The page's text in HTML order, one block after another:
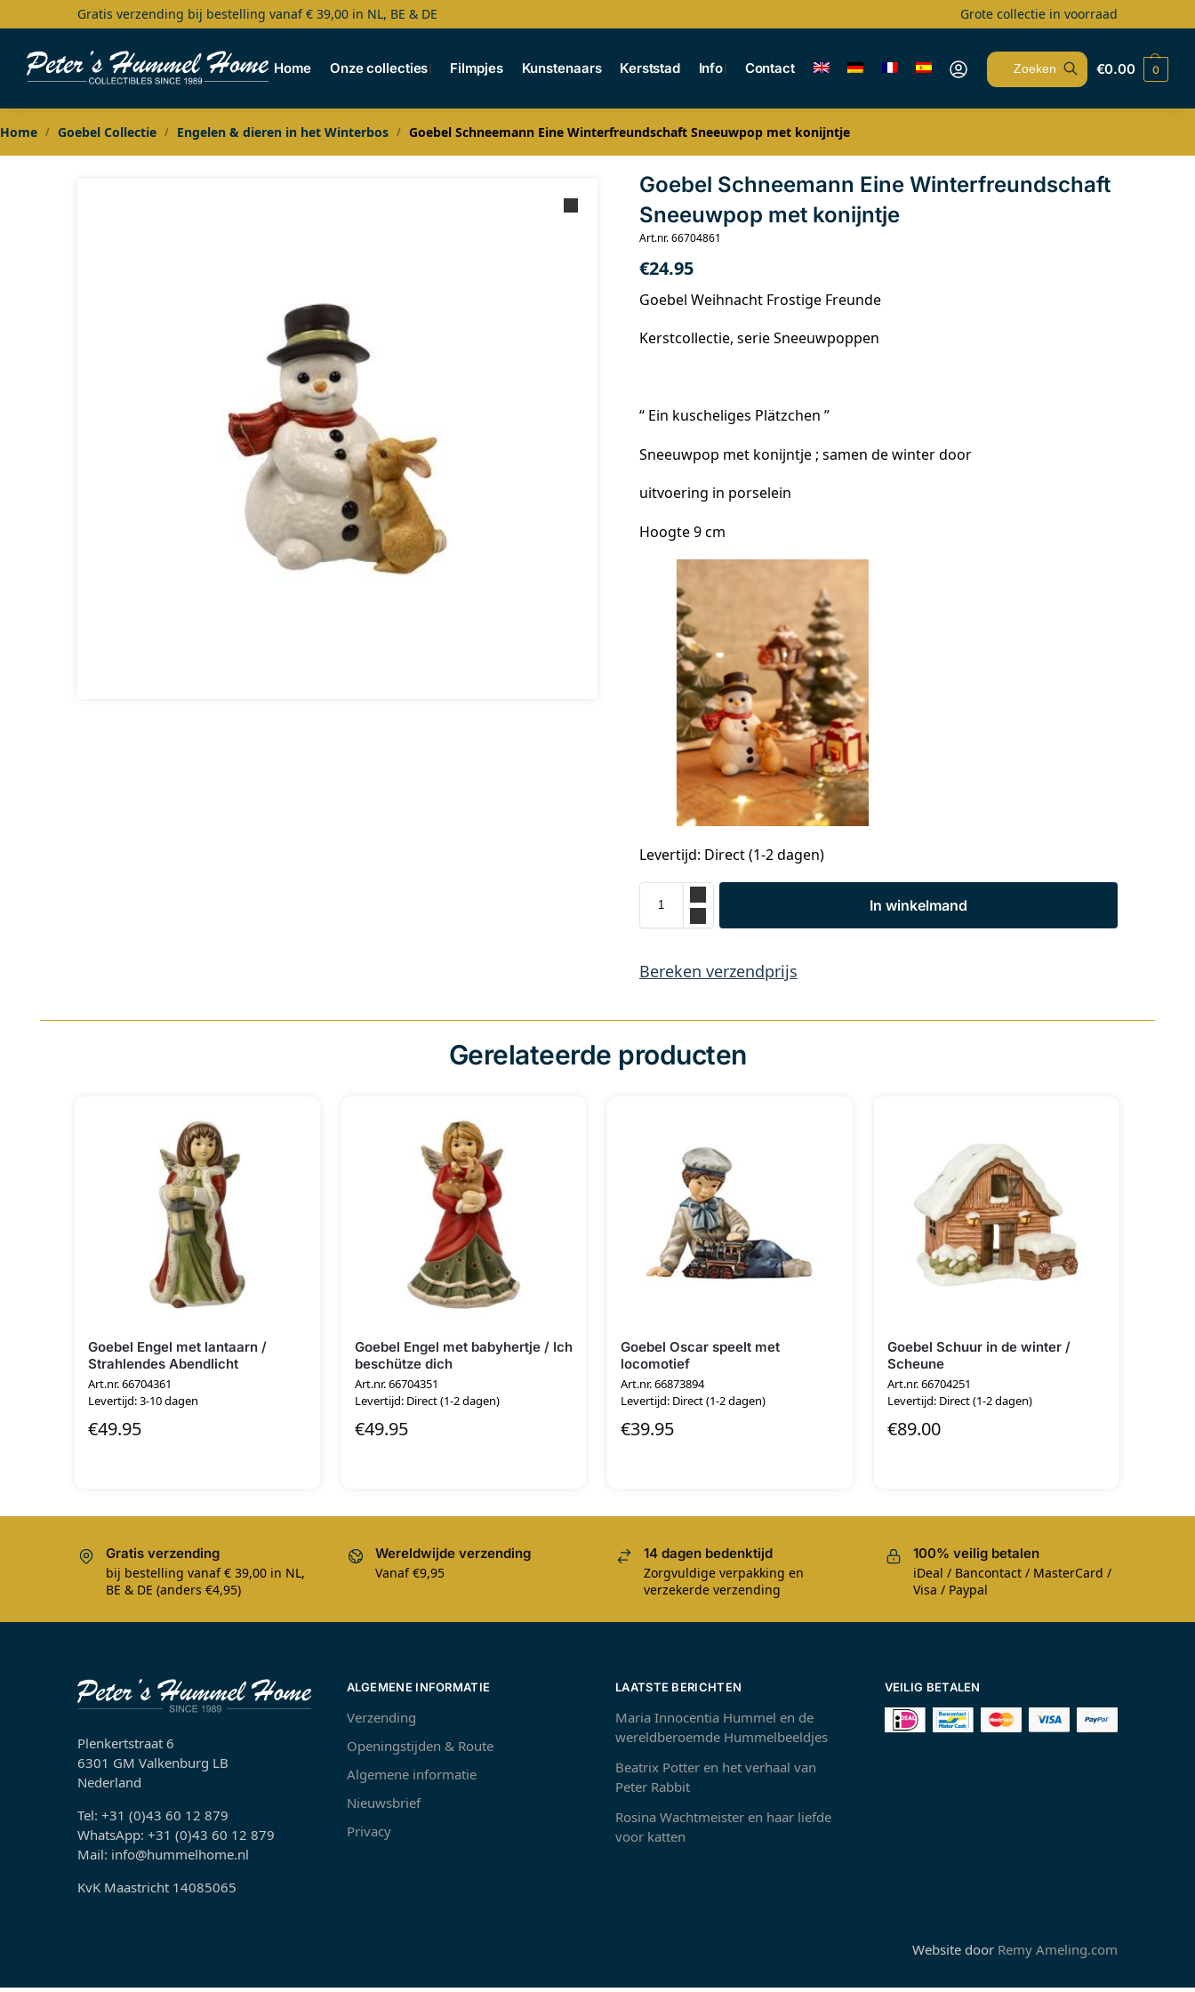
Gratis verzending bij bestelling vanaf € 39,00 in NL, BE & DE Grote collectie in voorraad
Home Onze collecties Filmpjes Kunstenaars Kerststad Info Contact
Search
€0.00 0
Home / Goebel Collectie / Engelen & dieren in het Winterbos / Goebel Schneemann Eine Winterfreundschaft Sneeuwpop met konijntje
Goebel Schneemann Eine Winterfreundschaft
Sneeuwpop met konijntje
Art.nr. 66704861
€24.95
Goebel Weihnacht Frostige Freunde
Kerstcollectie, serie Sneeuwpoppen
“ Ein kuscheliges Plätzchen ”
Sneeuwpop met konijntje ; samen de winter door
uitvoering in porselein
Hoogte 9 cm
Levertijd: Direct (1-2 dagen)
In winkelmand
Bereken verzendprijs
Gerelateerde producten
Goebel Engel met lantaarn /
Strahlendes Abendlicht
Art.nr. 66704361
Levertijd: 3-10 dagen
€49.95
Goebel Engel met babyhertje / Ich
beschütze dich
Art.nr. 66704351
Levertijd: Direct (1-2 dagen)
€49.95
Goebel Oscar speelt met
locomotief
Art.nr. 66873894
Levertijd: Direct (1-2 dagen)
€39.95
Goebel Schuur in de winter /
Scheune
Art.nr. 66704251
Levertijd: Direct (1-2 dagen)
€89.00
Gratis verzending
bij bestelling vanaf € 39,00 in NL,
BE & DE (anders €4,95)
Wereldwijde verzending
Vanaf €9,95
14 dagen bedenktijd
Zorgvuldige verpakking en
verzekerde verzending
100% veilig betalen
iDeal / Bancontact / MasterCard /
Visa / Paypal
Plenkertstraat 6
6301 GM Valkenburg LB
Nederland
Tel: +31 (0)43 60 12 879
WhatsApp: +31 (0)43 60 12 879
Mail: info@hummelhome.nl
KvK Maastricht 14085065
ALGEMENE INFORMATIE
Verzending
Openingstijden & Route
Algemene informatie
Nieuwsbrief
Privacy
LAATSTE BERICHTEN
Maria Innocentia Hummel en de
wereldberoemde Hummelbeeldjes
Beatrix Potter en het verhaal van
Peter Rabbit
Rosina Wachtmeister en haar liefde
voor katten
VEILIG BETALEN
Website door Remy Ameling.com